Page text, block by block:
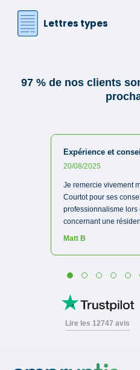
Lettres types